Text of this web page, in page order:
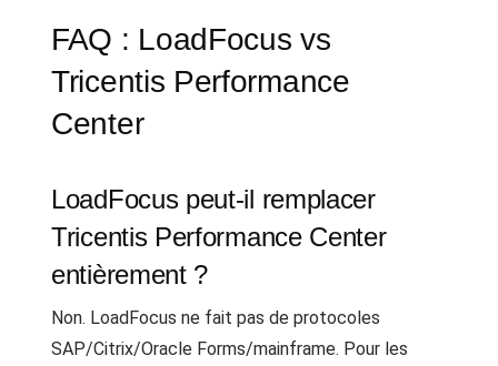
FAQ : LoadFocus vs
Tricentis Performance
Center
LoadFocus peut-il remplacer
Tricentis Performance Center
entièrement ?
Non. LoadFocus ne fait pas de protocoles
SAP/Citrix/Oracle Forms/mainframe. Pour les